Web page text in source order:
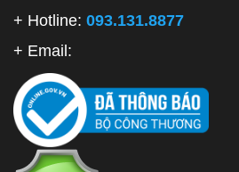
+ Hotline: 093.131.8877
+ Email: